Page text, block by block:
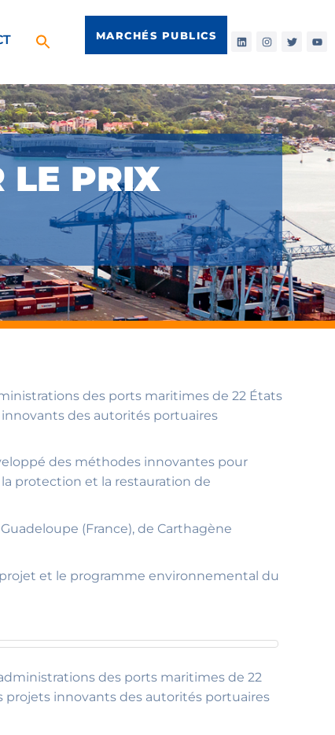
MARCHÉS PUBLICS
LE PRIX
des ports maritimes de 22 États
des autorités portuaires
des méthodes innovantes pour
protection et la restauration de
(France), de Carthagène
et le programme environnemental du
des ports maritimes de 22
projets innovants des autorités portuaires